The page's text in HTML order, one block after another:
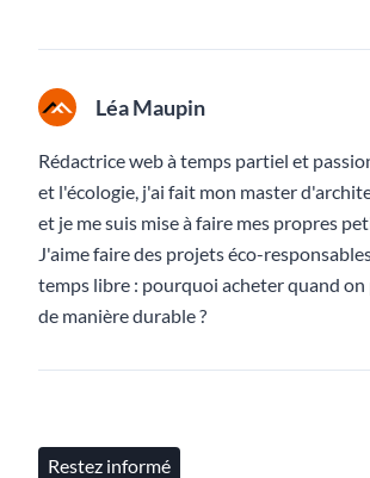
Léa Maupin
Rédactrice web à temps partiel et
et l'écologie, j'ai fait mon master
et je me suis mise à faire mes propres
J'aime faire des projets éco-
temps libre : pourquoi acheter quand
de manière durable ?
Restez informé